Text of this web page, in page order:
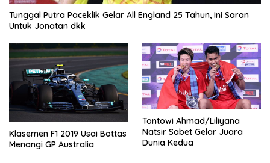
Tunggal Putra Paceklik Gelar All England 25 Tahun, Ini Saran
Untuk Jonatan dkk
Klasemen F1 2019 Usai Bottas
Menangi GP Australia
Tontowi Ahmad/Liliyana
Natsir Sabet Gelar Juara
Dunia Kedua